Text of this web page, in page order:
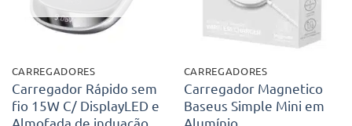
CARREGADORES
Carregador Rápido sem
fio 15W C/ DisplayLED e
Almofada de induação
CARREGADORES
Carregador Magnetico
Baseus Simple Mini em
Alumínio